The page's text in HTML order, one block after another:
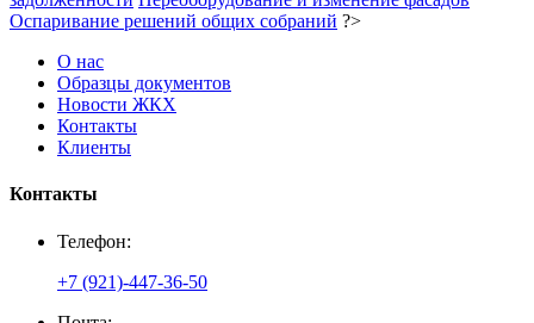
Оспаривание решений общих собраний ?>
О нас
Образцы документов
Новости ЖКХ
Контакты
Клиенты
Контакты
Телефон:
+7 (921)-447-36-50